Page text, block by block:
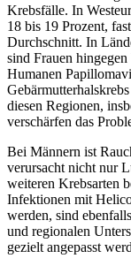
Krebsfälle. In
18 bis 19 Prozent,
Durchschnitt. In
sind Frauen
Humanen
diesen Regionen,
verschärfen das
Bei Männern ist
verursacht nicht nur
weiteren Krebsarten
Infektionen mit
werden, sind
und regionalen
gezielt angepasst